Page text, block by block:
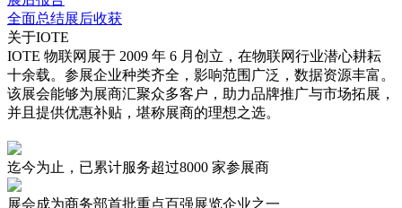
全面总结展后收获
关于IOTE
IOTE 物联网展于 2009 年 6 月创立，在物联网行业潜心耕耘
十余载。参展企业种类齐全，影响范围广泛，数据资源丰富。
该展会能够为展商汇聚众多客户，助力品牌推广与市场拓展，
并且提供优惠补贴，堪称展商的理想之选。
迄今为止，已累计服务超过8000 家参展商
展会成为商务部首批重点百强展览企业之一